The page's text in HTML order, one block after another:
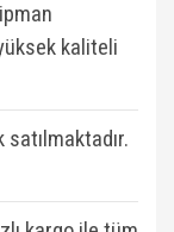
kaliteli
satılmaktadır.